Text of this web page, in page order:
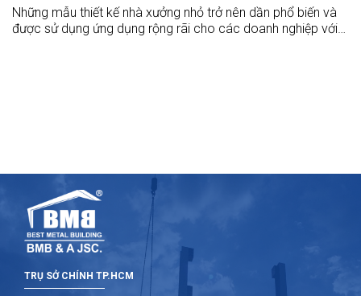
Những mẫu thiết kế nhà xưởng nhỏ trở nên dần phổ biến và
được sử dụng ứng dụng rộng rãi cho các doanh nghiệp với
TRỤ SỞ CHÍNH TP.HCM